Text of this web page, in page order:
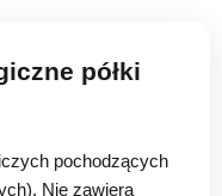
półki
pochodzących
Nie zawiera